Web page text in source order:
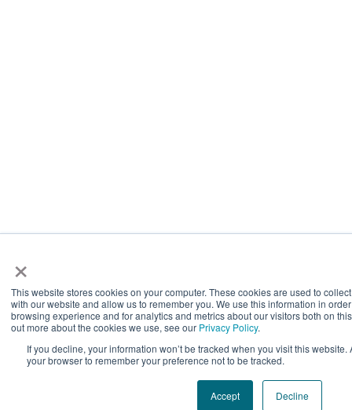
×
This website stores cookies on your computer. These cookies are used to
with our website and allow us to remember you. We use this information in
browsing experience and for analytics and metrics about our visitors both on
out more about the cookies we use, see our Privacy Policy.
If you decline, your information won’t be tracked when you visit this
your browser to remember your preference not to be tracked.
Accept Decline